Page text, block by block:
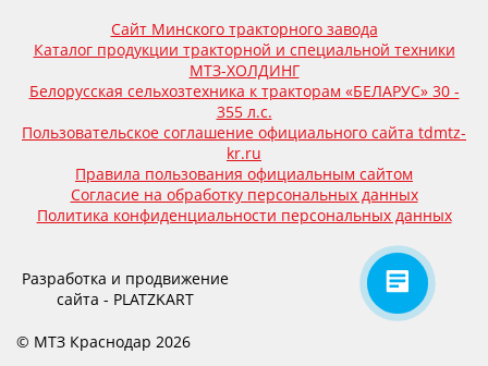
Сайт Минского тракторного завода
Каталог продукции тракторной и специальной техники
МТЗ-ХОЛДИНГ
Белорусская сельхозтехника к тракторам «БЕЛАРУС» 30 -
355 л.с.
Пользовательское соглашение официального сайта tdmtz-
kr.ru
Правила пользования официальным сайтом
Согласие на обработку персональных данных
Политика конфиденциальности персональных данных
Разработка и продвижение
сайта - PLATZKART
© МТЗ Краснодар 2026